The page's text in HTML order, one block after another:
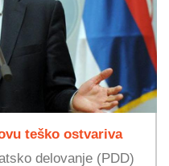
teško ostvariva
delovanje (PDD)